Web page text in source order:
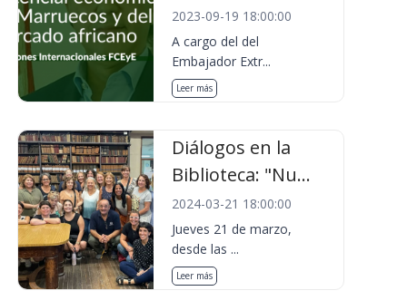
2023-09-19 18:00:00
A cargo del del
Embajador Extr...
Leer más
Diálogos en la
Biblioteca: "Nu...
2024-03-21 18:00:00
Jueves 21 de marzo,
desde las ...
Leer más